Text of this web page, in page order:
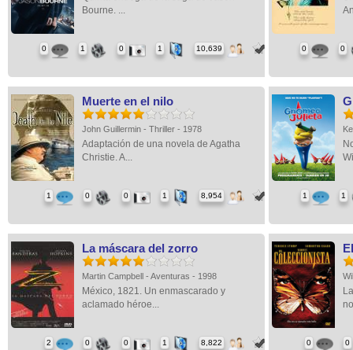
Bourne. ...
0 1 0 1 10,639 0 0
Muerte en el nilo
John Guillermin - Thriller - 1978
Adaptación de una novela de Agatha
Christie. A...
1 0 0 1 8,954 1 1
La máscara del zorro
Martin Campbell - Aventuras - 1998
México, 1821. Un enmascarado y
aclamado héroe...
2 0 0 1 8,822 0 0